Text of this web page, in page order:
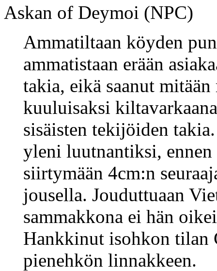
Askan of Deymoi (NPC)
Ammatiltaan köyden
ammatistaan erään
takia, eikä saanut
kuuluisaksi
sisäisten tekijöiden
yleni luutnantiksi,
siirtymään 4cm:n
jousella. Jouduttuaan
sammakkona ei hän
Hankkinut isohkon tilan
pienehkön linnakkeen.